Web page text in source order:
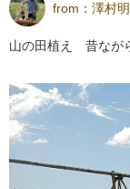
from： 澤村
山の田植え 昔なが